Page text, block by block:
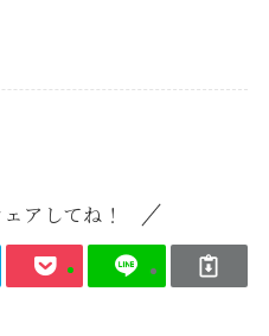
アしてね！